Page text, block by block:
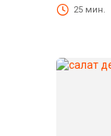
25 мин.